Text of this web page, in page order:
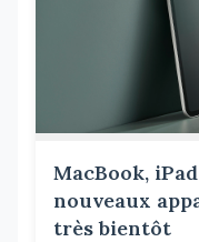
MacBook,
nouveaux
très bientôt